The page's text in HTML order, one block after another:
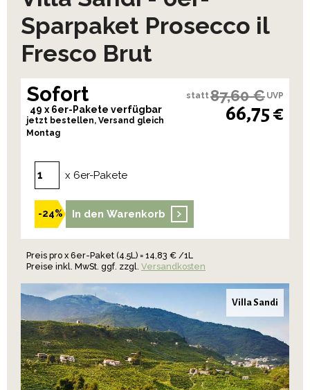
Sparpaket Prosecco il
Fresco Brut
Sofort
49 x 6er-Pakete verfügbar
jetzt bestellen, Versand gleich
Montag
statt87,60 € UVP
66,75 €
x 6er-Pakete
-24% In den Warenkorb
Preis pro x 6er-Paket (4.5L) = 14,83 € /1L
Preise inkl. MwSt. ggf. zzgl. Versandkosten
Villa Sandi